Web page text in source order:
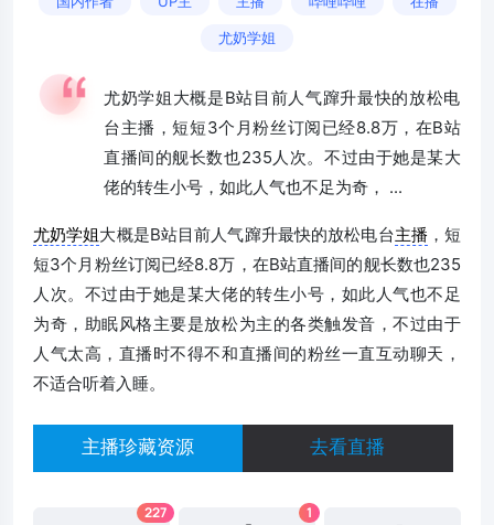
尤奶学姐
尤奶学姐大概是B站目前人气蹿升最快的放松电
台主播，短短3个月粉丝订阅已经8.8万，在B站
直播间的舰长数也235人次。不过由于她是某大
佬的转生小号，如此人气也不足为奇， ...
尤奶学姐大概是B站目前人气蹿升最快的放松电台主播，短
短3个月粉丝订阅已经8.8万，在B站直播间的舰长数也235
人次。不过由于她是某大佬的转生小号，如此人气也不足
为奇，助眠风格主要是放松为主的各类触发音，不过由于
人气太高，直播时不得不和直播间的粉丝一直互动聊天，
不适合听着入睡。
主播珍藏资源 去看直播
227 1